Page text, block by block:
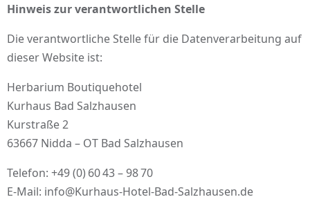
Hinweis zur verantwortlichen Stelle
Die verantwortliche Stelle für die Datenverarbeitung auf
dieser Website ist:
Herbarium Boutiquehotel
Kurhaus Bad Salzhausen
Kurstraße 2
63667 Nidda – OT Bad Salzhausen
Telefon: +49 (0) 60 43 – 98 70
E-Mail: info@Kurhaus-Hotel-Bad-Salzhausen.de